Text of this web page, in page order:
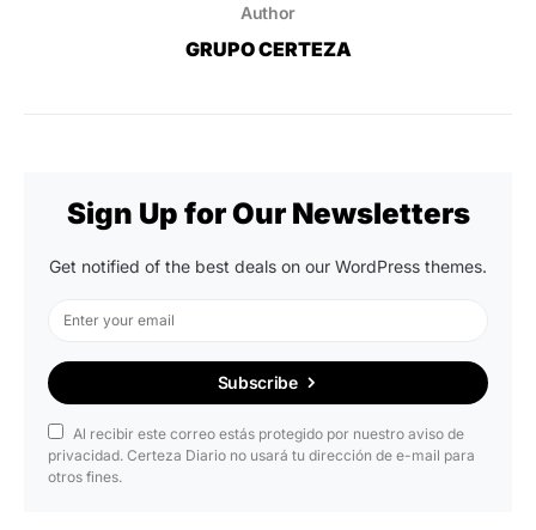
Author
GRUPO CERTEZA
Sign Up for Our Newsletters
Get notified of the best deals on our WordPress themes.
Subscribe
Al recibir este correo estás protegido por nuestro aviso de
privacidad. Certeza Diario no usará tu dirección de e-mail para
otros fines.